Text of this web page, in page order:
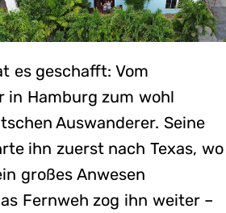
es geschafft: Vom
in Hamburg zum wohl
Auswanderer. Seine
ihn zuerst nach Texas, wo
großes Anwesen
Fernweh zog ihn weiter –